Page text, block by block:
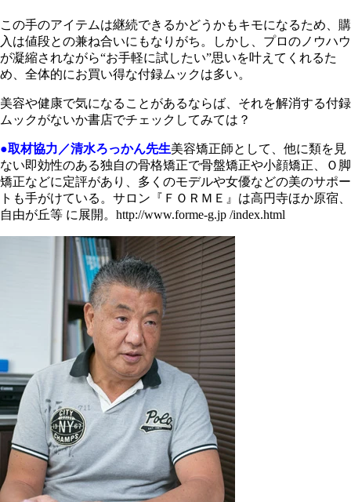
この手のアイテムは継続できるかどうかもキモになるため、購
入は値段との兼ね合いにもなりがち。しかし、プロのノウハウ
が凝縮されながら“お手軽に試したい”思いを叶えてくれるた
め、全体的にお買い得な付録ムックは多い。
美容や健康で気になることがあるならば、それを解消する付録
ムックがないか書店でチェックしてみては？
●取材協力／清水ろっかん先生美容矯正師として、他に類を見
ない即効性のある独自の骨格矯正で骨盤矯正や小顔矯正、Ｏ脚
矯正などに定評があり、多くのモデルや女優などの美のサポー
トも手がけている。サロン『ＦＯＲＭＥ』は高円寺ほか原宿、
自由が丘等 に展開。http://www.forme-g.jp /index.html